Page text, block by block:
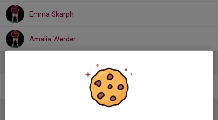
Emma Skarph
Amalia Werder
Huvudtränare